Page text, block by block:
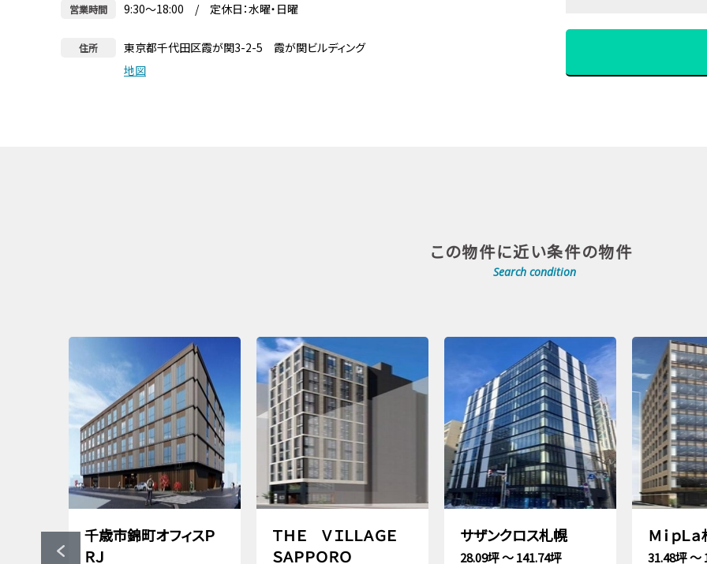
営業時間 9:30～18:00 / 定休日：水曜・日曜
住所
東京都千代田区霞が関3-2-5 霞が関ビルディング
地図
この物件に近い条件の物件
Search condition
千歳市錦町オフィスＰ
ＲＪ
ＴＨＥ ＶＩＬＬＡＧＥ
ＳＡＰＰＯＲＯ
サザンクロス札幌
28.09坪 ～ 141.74坪
ＭｉｐＬ
31.48坪 ～